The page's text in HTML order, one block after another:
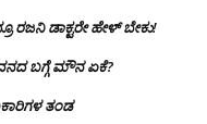
ರಜನಿ ಡಾಕ್ಟರೇ ಹೇಳ್ ಬೇಕು!
ಬಗ್ಗೆ ಮೌನ ಏಕೆ?
ತಂಡ